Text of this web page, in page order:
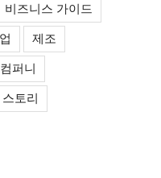
비즈니스 가이드
제조
퍼니
토리